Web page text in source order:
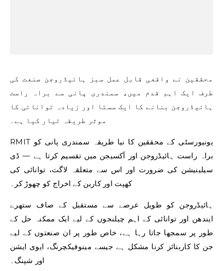
محققین نے واقعی قابل عمل سبز ہائیڈروجن صنعت کی
طرف ایک اہم قدم میں، سمندری پانی سے براہ راست
ہائیڈروجن بنانے کا ایک سستا اور زیادہ توانائی کا
موثر طریقہ تیار کیا ہے۔
RMIT یونیورسٹی کے محققین کا نیا طریقہ سمندری پانی کو
براہ راست ہائیڈروجن اور آکسیجن میں تقسیم کرتا ہے — ڈی
سیلینیشن کی ضرورت اور اس سے متعلقہ لاگت، توانائی کی
کھپت اور کاربن کے اخراج کو چھوڑ کر۔
ہائیڈروجن کو طویل عرصے سے مستقبل کے صاف ستھرے
ایندھن اور توانائی کے اہم چیلنجوں کے لیے ایک ممکنہ حل کے
طور پر سمجھا جاتا رہا ہے، خاص طور پر ان صنعتوں کے لیے
جن کا کاربنائز کرنا مشکل ہے جیسے مینوفیکچرنگ، ایوی ایشن
اور شپنگ۔